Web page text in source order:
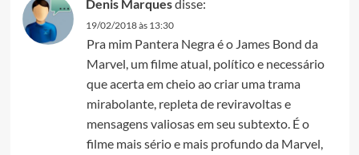
Denis Marquesdisse:
19/02/2018 às 13:30
Pra mim Pantera Negra é o James Bond da
Marvel, um filme atual, político e necessário
que acerta em cheio ao criar uma trama
mirabolante, repleta de reviravoltas e
mensagens valiosas em seu subtexto. É o
filme mais sério e mais profundo da Marvel,